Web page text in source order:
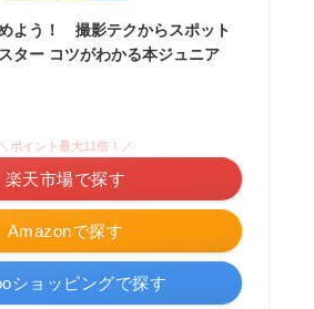
よう！ 撮影テクからスポット
ター コツがわかる本ジュニア
Amazonで探す
＼ポイント最大11倍！／
楽天市場で探す
ショッピングで探す